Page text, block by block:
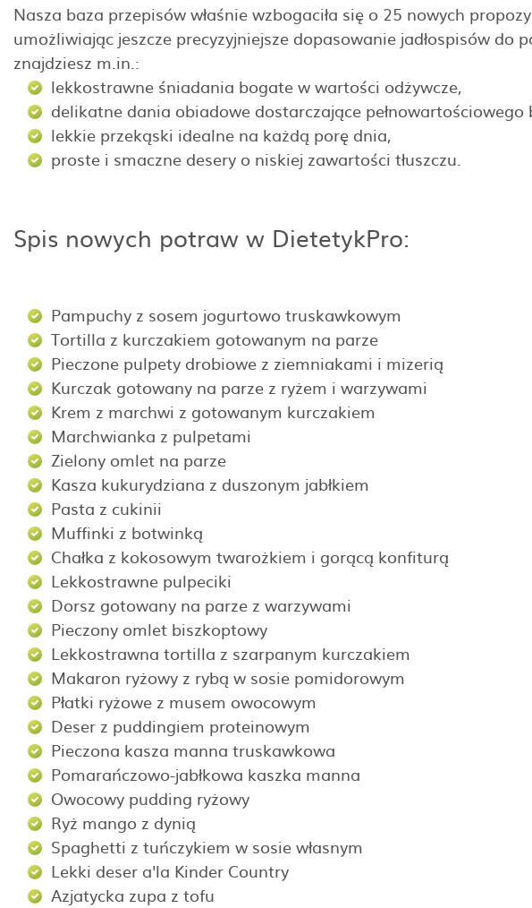
Nasza baza przepisów właśnie wzbogaciła się o 25 nowych
umożliwiając jeszcze precyzyjniejsze dopasowanie jadłospisów do
znajdziesz m.in.:
lekkostrawne śniadania bogate w wartości odżywcze,
delikatne dania obiadowe dostarczające pełnowartościowego
lekkie przekąski idealne na każdą porę dnia,
proste i smaczne desery o niskiej zawartości tłuszczu.
Spis nowych potraw w DietetykPro:
Pampuchy z sosem jogurtowo truskawkowym
Tortilla z kurczakiem gotowanym na parze
Pieczone pulpety drobiowe z ziemniakami i mizerią
Kurczak gotowany na parze z ryżem i warzywami
Krem z marchwi z gotowanym kurczakiem
Marchwianka z pulpetami
Zielony omlet na parze
Kasza kukurydziana z duszonym jabłkiem
Pasta z cukinii
Muffinki z botwinką
Chałka z kokosowym twarożkiem i gorącą konfiturą
Lekkostrawne pulpeciki
Dorsz gotowany na parze z warzywami
Pieczony omlet biszkoptowy
Lekkostrawna tortilla z szarpanym kurczakiem
Makaron ryżowy z rybą w sosie pomidorowym
Płatki ryżowe z musem owocowym
Deser z puddingiem proteinowym
Pieczona kasza manna truskawkowa
Pomarańczowo-jabłkowa kaszka manna
Owocowy pudding ryżowy
Ryż mango z dynią
Spaghetti z tuńczykiem w sosie własnym
Lekki deser a'la Kinder Country
Azjatycka zupa z tofu